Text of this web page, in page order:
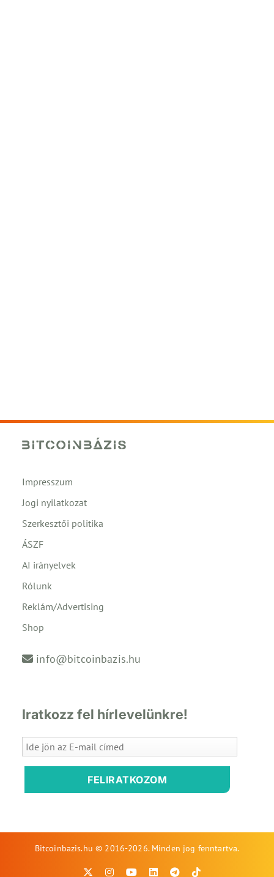
Impresszum
Jogi nyilatkozat
Szerkesztői politika
ÁSZF
AI irányelvek
Rólunk
Reklám/Advertising
Shop
info@bitcoinbazis.hu
Iratkozz fel hírlevelünkre!
FELIRATKOZOM
Bitcoinbazis.hu © 2016-2026. Minden jog fenntartva.